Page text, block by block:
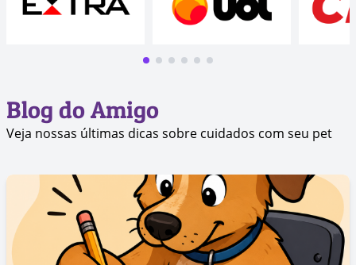
Blog do Amigo
Veja nossas últimas dicas sobre cuidados com seu pet